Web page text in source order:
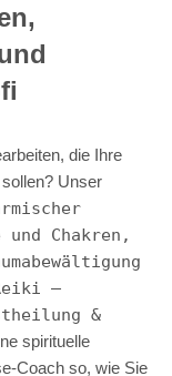
die Ihre
Unser
Chakren,
–
&
spirituelle
Coach so, wie Sie